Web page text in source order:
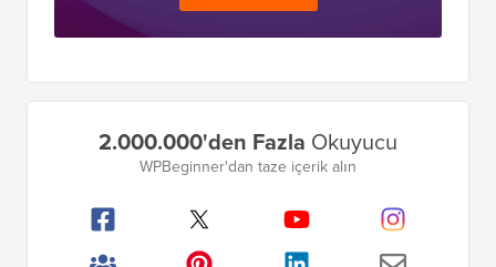
2.000.000'den Fazla Okuyucu
WPBeginner'dan taze içerik alın